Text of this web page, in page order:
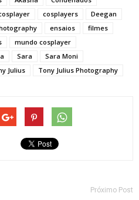
cosplayers
Deegan
ensaios
filmes
mundo cosplayer
Sara
Sara Moni
Julius Tony Julius Photography
Próximo Post